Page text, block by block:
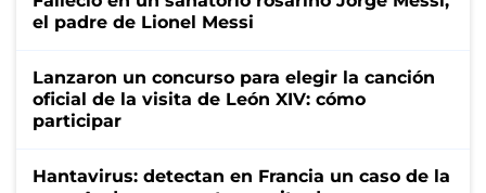
el padre de Lionel Messi
Lanzaron un concurso para elegir la canción
oficial de la visita de León XIV: cómo
participar
Hantavirus: detectan en Francia un caso de la